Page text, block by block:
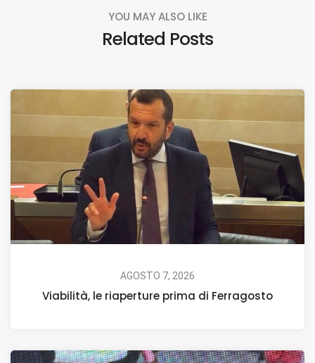
YOU MAY ALSO LIKE
Related Posts
AGOSTO 7, 2026
Viabilità, le riaperture prima di Ferragosto